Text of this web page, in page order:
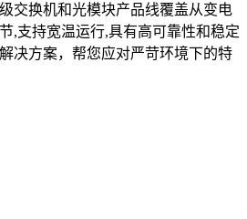
交换机和光模块产品线覆盖从变电
,支持宽温运行,具有高可靠性和稳定
决方案，帮您应对严苛环境下的特